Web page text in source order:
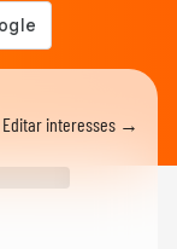
Editar interesses →